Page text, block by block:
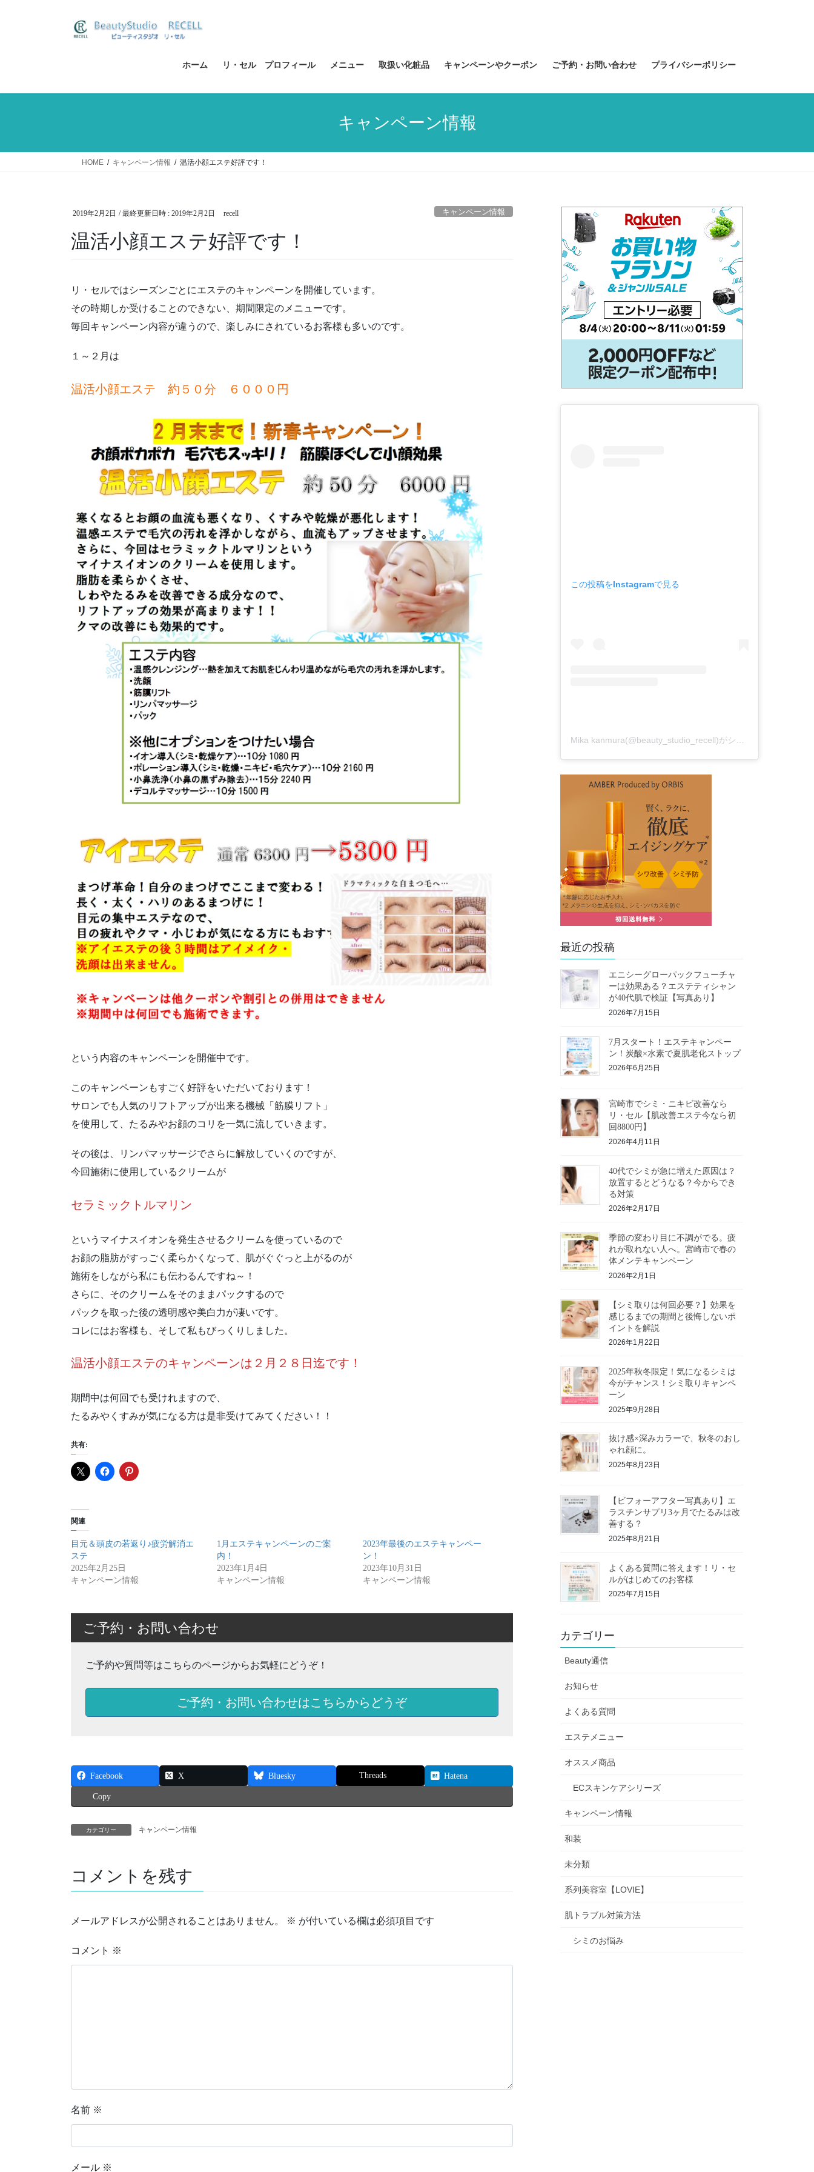
ス
ン
ホーム リ・セル プロフィール メニュー 取扱い化粧品 キャンペーンやクーポン ご予約・お問い合わせ プライバシーポリシー
キャンペーン情報
HOME キャンペーン情報 温活小顔エステ好評です！
2019年2月2日 / 最終更新日時 : 2019年2月2日 recell キャンペーン情報
温活小顔エステ好評です！
リ・セルではシーズンごとにエステのキャンペーンを開催しています。
その時期しか受けることのできない、期間限定のメニューです。
毎回キャンペーン内容が違うので、楽しみにされているお客様も多いのです。
１～２月は
温活小顔エステ 約５０分 ６０００円
という内容のキャンペーンを開催中です。
このキャンペーンもすごく好評をいただいております！
サロンでも人気のリフトアップが出来る機械「筋膜リフト」
を使用して、たるみやお顔のコリを一気に流していきます。
その後は、リンパマッサージでさらに解放していくのですが、
今回施術に使用しているクリームが
セラミックトルマリン
というマイナスイオンを発生させるクリームを使っているので
お顔の脂肪がすっごく柔らかくなって、肌がぐぐっと上がるのが
施術をしながら私にも伝わるんですね～！
さらに、そのクリームをそのままパックするので
パックを取った後の透明感や美白力が凄いです。
コレにはお客様も、そして私もびっくりしました。
温活小顔エステのキャンペーンは２月２８日迄です！
期間中は何回でも受けれますので、
たるみやくすみが気になる方は是非受けてみてください！！
共有:
関連
目元＆頭皮の若返り♪疲労解消エ
ステ
2025年2月25日
キャンペーン情報
1月エステキャンペーンのご案
内！
2023年1月4日
キャンペーン情報
2023年最後のエステキャンペー
ン！
2023年10月31日
キャンペーン情報
ご予約・お問い合わせ
ご予約や質問等はこちらのページからお気軽にどうぞ！
ご予約・お問い合わせはこちらからどうぞ
Facebook X Bluesky Threads Hatena
Copy
カテゴリー キャンペーン情報
コメントを残す
メールアドレスが公開されることはありません。 ※ が付いている欄は必須項目です
コメント ※
名前 ※
メール ※
この投稿をInstagramで見る
Mika kanmura(@beauty_studio_recell)がシェアした投稿
最近の投稿
エニシーグローパックフューチャ
ーは効果ある？エステティシャン
が40代肌で検証【写真あり】
2026年7月15日
7月スタート！エステキャンペー
ン！炭酸×水素で夏肌老化ストップ
2026年6月25日
宮崎市でシミ・ニキビ改善なら
リ・セル【肌改善エステ今なら初
回8800円】
2026年4月11日
40代でシミが急に増えた原因は？
放置するとどうなる？今からでき
る対策
2026年2月17日
季節の変わり目に不調がでる。疲
れが取れない人へ。宮崎市で春の
体メンテキャンペーン
2026年2月1日
【シミ取りは何回必要？】効果を
感じるまでの期間と後悔しないポ
イントを解説
2026年1月22日
2025年秋冬限定！気になるシミは
今がチャンス！シミ取りキャンペ
ーン
2025年9月28日
抜け感×深みカラーで、秋冬のおし
ゃれ顔に。
2025年8月23日
【ビフォーアフター写真あり】エ
ラスチンサプリ3ヶ月でたるみは改
善する？
2025年8月21日
よくある質問に答えます！リ・セ
ルがはじめてのお客様
2025年7月15日
カテゴリー
Beauty通信
お知らせ
よくある質問
エステメニュー
オススメ商品
ECスキンケアシリーズ
キャンペーン情報
和装
未分類
系列美容室【LOVIE】
肌トラブル対策方法
シミのお悩み